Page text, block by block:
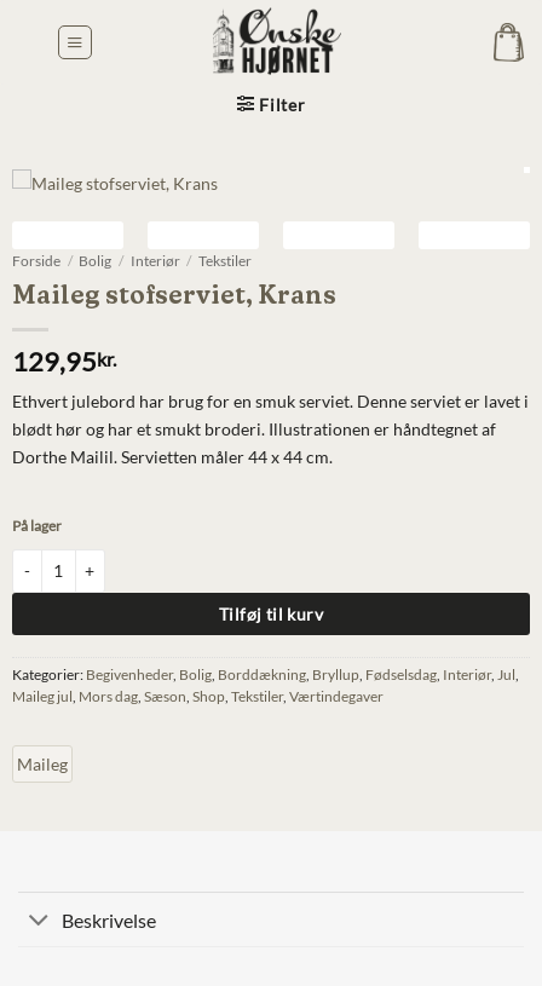
Filter
Forside / Bolig / Interiør / Tekstiler
Maileg stofserviet, Krans
129,95kr.
Ethvert julebord har brug for en smuk serviet. Denne serviet er lavet i
blødt hør og har et smukt broderi. Illustrationen er håndtegnet af
Dorthe Mailil. Servietten måler 44 x 44 cm.
På lager
Tilføj til kurv
Kategorier: Begivenheder, Bolig Borddækning Bryllup Fødselsdag Interiør, Jul
Maileg jul
Mors dag Sæson Shop Tekstiler, Værtindegaver
Maileg
Beskrivelse